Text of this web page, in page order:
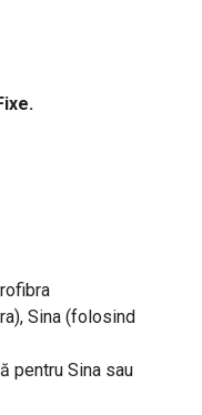
Sina (folosind
pentru Sina sau